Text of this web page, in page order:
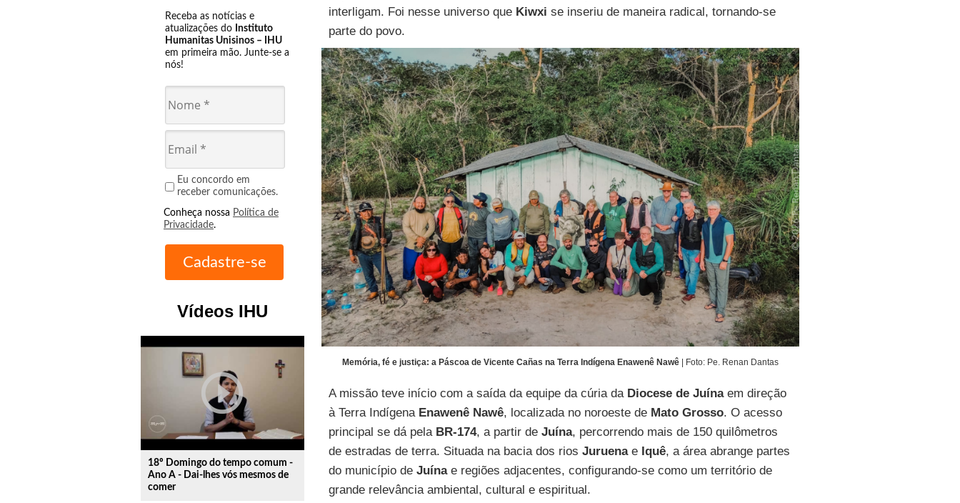
Receba as notícias e
atualizações do Instituto
Humanitas Unisinos – IHU
em primeira mão. Junte-se a
nós!
Eu concordo em
receber comunicações.
Conheça nossa Política de
Privacidade.
Vídeos IHU
play_circle_outline
18º Domingo do tempo comum -
Ano A - Dai-lhes vós mesmos de
comer
interligam. Foi nesse universo que Kiwxi se inseriu de maneira radical, tornando-se
parte do povo.
Memória, fé e justiça: a Páscoa de Vicente Cañas na Terra Indígena Enawenê Nawê| Foto: Pe. Renan Dantas
A missão teve início com a saída da equipe da cúria da Diocese de Juínaem direção
à Terra Indígena Enawenê Nawê, localizada no noroeste de Mato Grosso. O acesso
principal se dá pela BR-174, a partir de Juína, percorrendo mais de 150 quilômetros
de estradas de terra. Situada na bacia dos rios Juruenae Iquê, a área abrange partes
do município de Juínae regiões adjacentes, configurando-se como um território de
grande relevância ambiental, cultural e espiritual.